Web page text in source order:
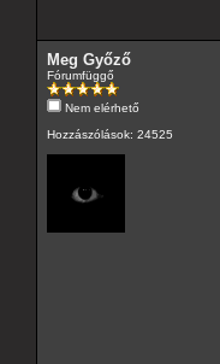
Meg Győző
Fórumfüggő
Nem elérhető
Hozzászólások: 24525